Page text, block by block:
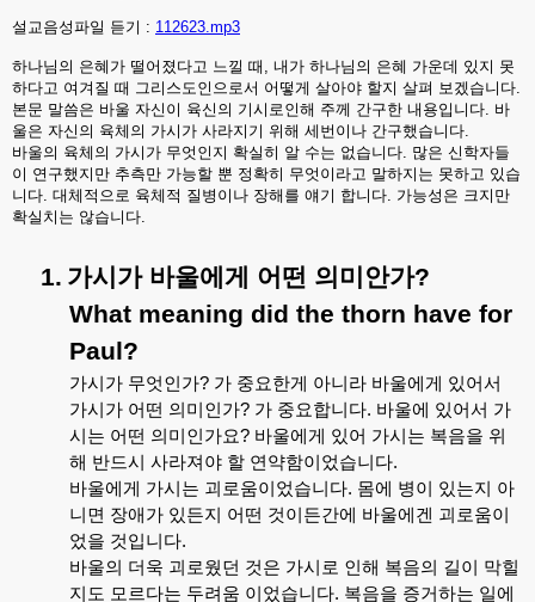
설교음성파일 듣기 : 112623.mp3
하나님의 은혜가 떨어졌다고 느낄 때 , 내가 하나님의 은혜 가운데 있지 못
하다고 여겨질 때 그리스도인으로서 어떻게 살아야 할지 살펴 보겠습니다.
본문 말씀은 바울 자신이 육신의 기시로인해 주께 간구한 내용입니다. 바
울은 자신의 육체의 가시가 사라지기 위해 세번이나 간구했습니다.
바울의 육체의 가시가 무엇인지 확실히 알 수는 없습니다. 많은 신학자들
이 연구했지만 추측만 가능할 뿐 정확히 무엇이라고 말하지는 못하고 있습
니다. 대체적으로 육체적 질병이나 장해를 얘기 합니다. 가능성은 크지만
확실치는 않습니다.
1. 가시가 바울에게 어떤 의미안가?
What meaning did the thorn have for
Paul?
가시가 무엇인가? 가 중요한게 아니라 바울에게
있어서
가시가 어떤 의미인가? 가 중요합니다. 바울에 있어서 가
시는 어떤 의미인가요? 바울에게 있어 가시는 복음을 위
해 반드시 사라져야 할 연약함이었습니다.
바울에게
가시는 괴로움이었습니다. 몸에 병이 있는지
아
니면 장애가 있든지 어떤 것이든간에 바울에겐
괴로움이
었을 것입니다.
바울의 더욱 괴로웠던 것은 가시로 인해 복음의 길이
막힐
지도 모르다는 두려움 이었습니다. 복음을 증거하는 일에